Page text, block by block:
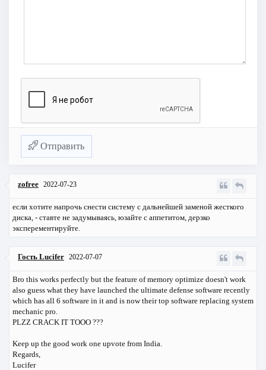
Отправить
zofree 2022-07-23
если хотите напрочь снести систему с дальнейшей заменой жесткого
диска, - ставте не задумываясь, юзайте с аппетитом, дерзко
эксперементируйте.
Гость Lucifer 2022-07-07
Bro this works perfectly but the feature of memory optimize doesn't work
also guess what they have launched the ultimate defense software recently
which has all 6 software in it and is now their top software replacing system
mechanic pro.
PLZZ CRACK IT TOOO ???
Keep up the good work one upvote from India.
Regards,
Lucifer